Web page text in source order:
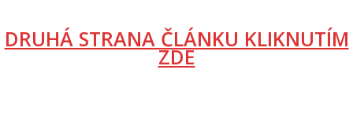
DRUHÁ STRANA ČLÁNKU KLIKNUTÍM
ZDE